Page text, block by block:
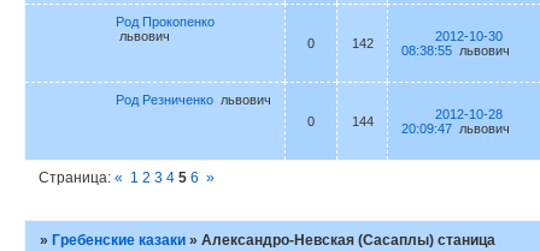
Род Прокопенко
львович
0 142
2012-10-30
08:38:55 львович
Род Резниченко львович
0
144
2012-10-28
20:09:47 львович
Страница:« 1 2 3 4 5 6 »
» Гребенские казаки »Александро-Невская (Сасаплы) станица